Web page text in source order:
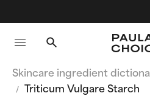
Skincare ingredient
Triticum Vulgare Starch